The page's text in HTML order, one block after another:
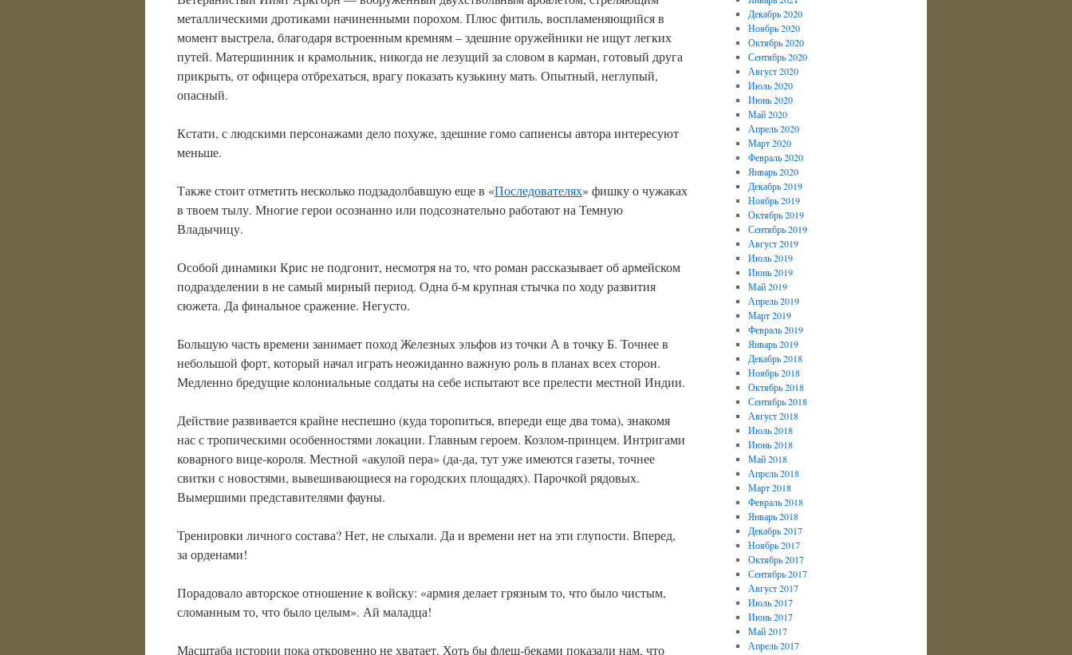
металлическими дротиками начиненными порохом. Плюс фитиль, воспламеняющийся в
момент выстрела, благодаря встроенным кремням – здешние оружейники не ищут легких
путей. Матершинник и крамольник, никогда не лезущий за словом в карман, готовый друга
прикрыть, от офицера отбрехаться, врагу показать кузькину мать. Опытный, неглупый,
опасный.
Кстати, с людскими персонажами дело похуже, здешние гомо сапиенсы автора интересуют
меньше.
Также стоит отметить несколько подзадолбавшую еще в «Последователях» фишку о чужаках
в твоем тылу. Многие герои осознанно или подсознательно работают на Темную
Владычицу.
Особой динамики Крис не подгонит, несмотря на то, что роман рассказывает об армейском
подразделении в не самый мирный период. Одна б-м крупная стычка по ходу развития
сюжета. Да финальное сражение. Негусто.
Большую часть времени занимает поход Железных эльфов из точки А в точку Б. Точнее в
небольшой форт, который начал играть неожиданно важную роль в планах всех сторон.
Медленно бредущие колониальные солдаты на себе испытают все прелести местной Индии.
Действие развивается крайне неспешно (куда торопиться, впереди еще два тома), знакомя
нас с тропическими особенностями локации. Главным героем. Козлом-принцем. Интригами
коварного вице-короля. Местной «акулой пера» (да-да, тут уже имеются газеты, точнее
свитки с новостями, вывешивающиеся на городских площадях). Парочкой рядовых.
Вымершими представителями фауны.
Тренировки личного состава? Нет, не слыхали. Да и времени нет на эти глупости. Вперед,
за орденами!
Порадовало авторское отношение к войску: «армия делает грязным то, что было чистым,
сломанным то, что было целым». Ай маладца!
Масштаба истории пока откровенно не хватает. Хоть бы флеш-беками показали нам, что
Декабрь 2020
Ноябрь 2020
Октябрь 2020
Сентябрь 2020
Август 2020
Июль 2020
Июнь 2020
Май 2020
Апрель 2020
Март 2020
Февраль 2020
Январь 2020
Декабрь 2019
Ноябрь 2019
Октябрь 2019
Сентябрь 2019
Август 2019
Июль 2019
Июнь 2019
Май 2019
Апрель 2019
Март 2019
Февраль 2019
Январь 2019
Декабрь 2018
Ноябрь 2018
Октябрь 2018
Сентябрь 2018
Август 2018
Июль 2018
Июнь 2018
Май 2018
Апрель 2018
Март 2018
Февраль 2018
Январь 2018
Декабрь 2017
Ноябрь 2017
Октябрь 2017
Сентябрь 2017
Август 2017
Июль 2017
Июнь 2017
Май 2017
Апрель 2017